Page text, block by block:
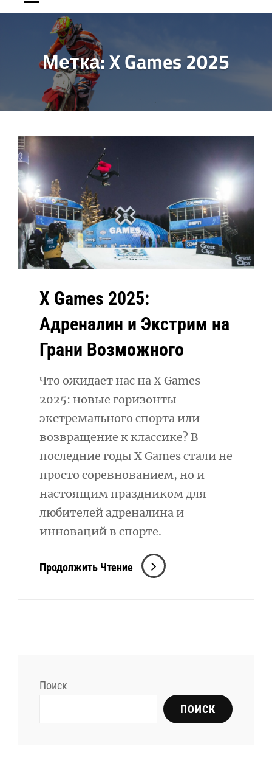
Метка:X Games 2025
X Games 2025:
Адреналин и Экстрим на
Грани Возможного
Что ожидает нас на X Games
2025: новые горизонты
экстремального спорта или
возвращение к классике? В
последние годы X Games стали не
просто соревнованием, но и
настоящим праздником для
любителей адреналина и
инноваций в спорте.
Продолжить Чтение
Games
Возможного
Поиск
ПОИСК